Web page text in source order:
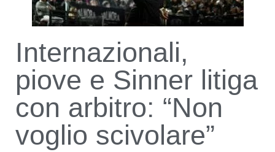
Internazionali,
piove e Sinner litiga
con arbitro: “Non
voglio scivolare”